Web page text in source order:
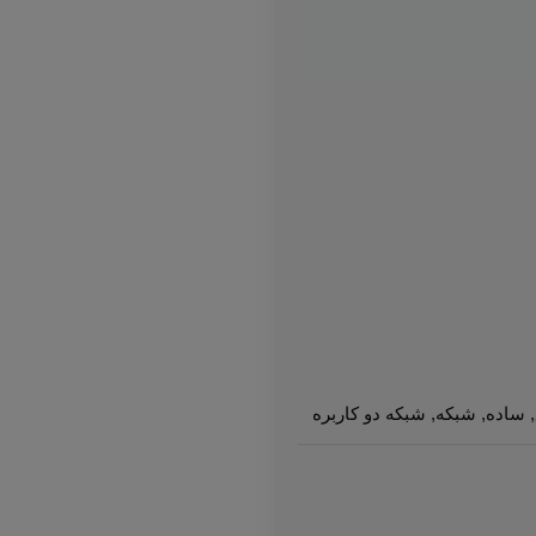
, ساده, شبکه, شبکه دو کاربره